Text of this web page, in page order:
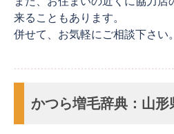
来ることもあります。
併せて、お気軽にご相談下さい。
かつら増毛辞典：山形